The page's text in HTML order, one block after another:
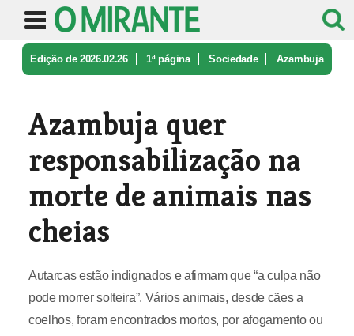
Edição de 2026.02.26 1ª página Sociedade Azambuja
Azambuja quer
responsabilização na
morte de animais nas
cheias
Autarcas estão indignados e afirmam que “a culpa não
pode morrer solteira”. Vários animais, desde cães a
coelhos, foram encontrados mortos, por afogamento ou